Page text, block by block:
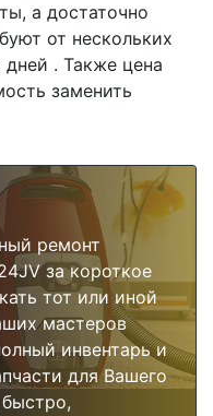
а достаточно
от нескольких
дней . Также цена
заменить
ремонт
за короткое
тот или иной
мастеров
инвентарь и
для Вашего